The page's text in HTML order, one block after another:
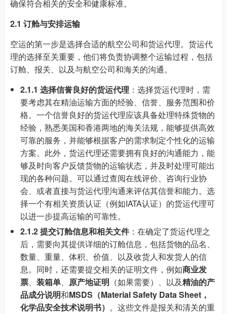
确保符合相关的安全和健康标准。
2.1 订舱与安排运输
空运的第一步是选择合适的航空公司和货运代理。货运代
理的选择至关重要，他们将负责协调整个运输过程，包括
订舱、报关、以及与航空公司和海关的沟通。
2.1.1 选择信誉良好的货运代理 ：选择货运代理时，需
要考虑其在精油运输方面的经验、信誉、服务范围和价
格。一个信誉良好的货运代理应该具备处理特殊货物的
经验，熟悉美国和香港两地的海关法规，能够提供高效
可靠的服务，并能够根据客户的需求制定个性化的运输
方案。此外，货运代理还需要拥有良好的沟通能力，能
够及时向客户反馈货物的运输状态，并及时处理可能出
现的各种问题。可以通过查阅在线评价、咨询行业协
会、或者直接与货运代理沟通来评估其信誉和能力。选
择一个有相关资质认证（例如IATA认证）的货运代理可
以进一步提高运输的可靠性。
2.1.2 提交订舱信息和相关文件：在确定了货运代理之
后，需要向其提供详细的订舱信息，包括货物的品名、
数量、重量、体积、价值、以及收货人和发货人的信
息。同时，还需要提交相关的证明文件，例如商业发
票、 装箱单、 原产地证明 （如果需要）、以及精油的产
品成分说明和MSDS（Material Safety Data Sheet，
化学品安全技术说明书） 。这些文件是报关和清关的重